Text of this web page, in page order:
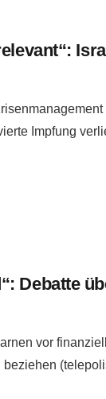
Impfung
Debatte
vor
beziehen